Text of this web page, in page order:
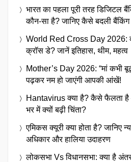
भारत का पहला पूरी तरह डिजिटल
कौन-सा है? जानिए कैसे बदली बैंकिंग
World Red Cross Day 2026:
क्रॉस डे? जानें इतिहास, थीम, महत्व
Mother’s Day 2026: “मां कभी
पढ़कर नम हो जाएंगी आपकी आंखें!
Hantavirus क्या है? कैसे फैलता है
भर में क्यों बढ़ी चिंता?
एमिकस क्यूरी क्या होता है? जानिए
अधिकार और हालिया उदाहरण
लोकसभा Vs विधानसभा: क्या है